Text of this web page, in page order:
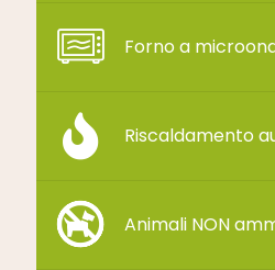
Forno a
Riscaldamento
Animali NON